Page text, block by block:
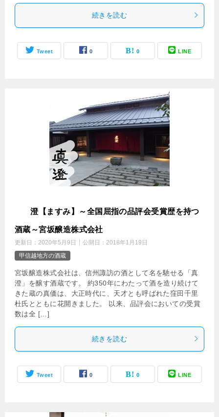
続きを読む
Tweet 0 0 LINE
真澄【ますみ】～全国屈指の品評会受賞歴を持つ
酒蔵～宮坂醸造株式会社
更新日： 2020年5月9日 公開日： 2018年1月19日
甲信越地方の酒蔵
宮坂醸造株式会社は、信州諏訪の酒として名を馳せる「真
澄」を醸す酒蔵です。 約350年にわたって酒を造り続けて
きた蔵の真価は、大正時代に、天才とも呼ばれた窪田千里
杜氏とともに花開きました。 以来、品評会においての受賞
数は全 […]
続きを読む
Tweet 0 0 LINE